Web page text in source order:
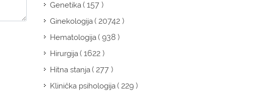
Genetika( 157 )
Ginekologija( 20742 )
Hematologija( 938 )
Hirurgija( 1622 )
Hitna stanja( 277 )
Klinička psihologija( 229 )